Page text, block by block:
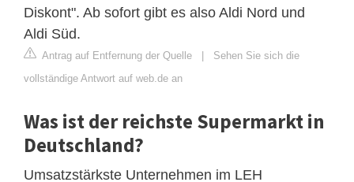
Diskont". Ab sofort gibt es also Aldi Nord und
Aldi Süd.
Antrag auf Entfernung der Quelle | Sehen Sie sich die
vollständige Antwort auf web.de an
Was ist der reichste Supermarkt in
Deutschland?
Umsatzstärkste Unternehmen im LEH